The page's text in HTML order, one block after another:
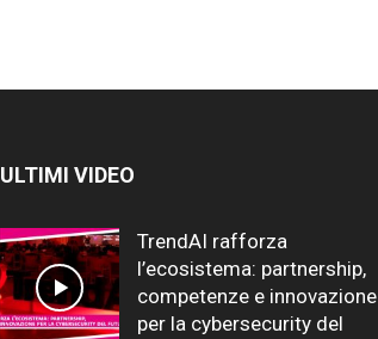
ULTIMI VIDEO
TrendAI rafforza
l’ecosistema: partnership,
competenze e innovazione
per la cybersecurity del